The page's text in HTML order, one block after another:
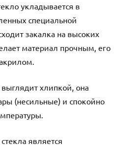
укладывается в
специальной
закалка на высоких
материал прочным, его
выглядит хлипкой, она
(несильные) и спокойно
является